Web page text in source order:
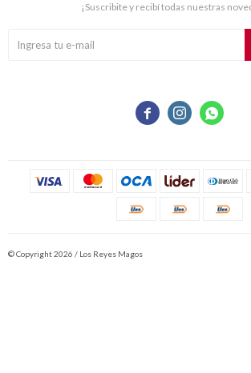
  
¡Suscribite y recibí todas nuestras
© Copyright 2026 / Los Reyes Magos